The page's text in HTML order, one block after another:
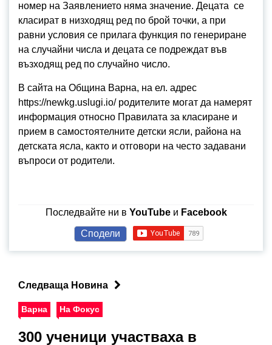
номер на Заявлението няма значение. Децата се
класират в низходящ ред по брой точки, а при
равни условия се прилага функция по генериране
на случайни числа и децата се подреждат във
възходящ ред по случайно число.
В сайта на Община Варна, на ел. адрес
https://newkg.uslugi.io/ родителите могат да намерят
информация относно Правилата за класиране и
прием в самостоятелните детски ясли, района на
детската ясла, както и отговори на често задавани
въпроси от родители.
Последвайте ни в YouTubeи Facebook
Сподели
Следваща Новина
Варна На Фокус
300 ученици участваха в